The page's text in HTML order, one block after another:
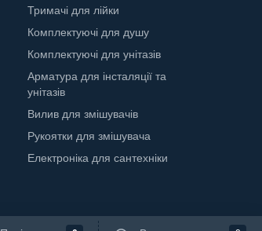
Тримачі для лійки
Комплектуючі для душу
Комплектуючі для унітазів
Арматура для інсталяції та
унітазів
Вилив для змішувачів
Рукоятки для змішувача
Електроніка для сантехніки